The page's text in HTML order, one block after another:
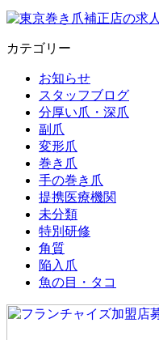
カテゴリー
お知らせ
スタッフブログ
分厚い爪・深爪
副爪
変形爪
巻き爪
手の巻き爪
提携医療機関
未分類
特別研修
角質
陥入爪
魚の目・タコ